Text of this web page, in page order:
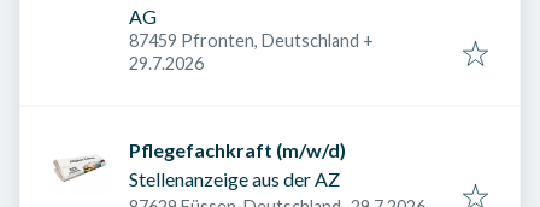
AG
87459 Pfronten, Deutschland +
Veröffentlicht am
29.7.2026
Pflegefachkraft (m/w/d)
Stellenanzeige aus der AZ